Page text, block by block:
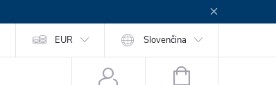
Nákup na splátky Quatro
EUR Slovenčina
NÁKUPNÝ